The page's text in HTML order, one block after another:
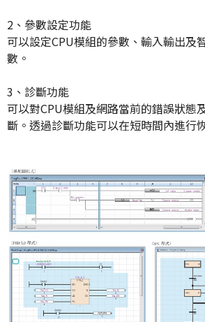
2、參數設定功能
可以設定CPU模組的參數、輸入輸出及
數。
3、診斷功能
可以對CPU模組及網路當前的錯誤狀態
斷。透過診斷功能可以在短時間內進行